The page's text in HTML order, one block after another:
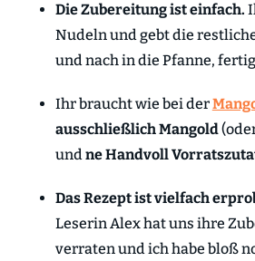
Die Zubereitung ist einfach.
Nudeln und gebt die
und nach in die Pfanne,
Ihr braucht wie bei der
ausschließlich Mangold
undne Handvoll
Das Rezept ist vielfach
Leserin Alex hat uns ihre
verraten und ich habe bloß